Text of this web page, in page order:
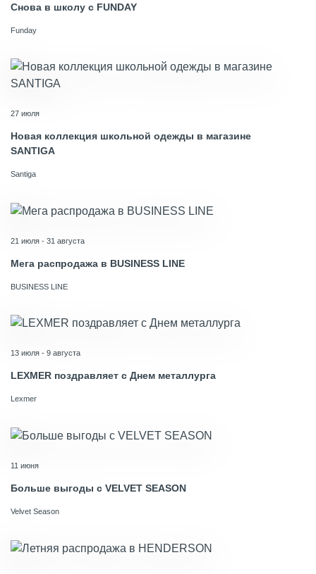
Снова в школу с FUNDAY
Funday
27 июля
Новая коллекция школьной одежды в магазине
SANTIGA
Santiga
21 июля - 31 августа
Мега распродажа в BUSINESS LINE
BUSINESS LINE
13 июля - 9 августа
LEXMER поздравляет с Днем металлурга
Lexmer
11 июня
Больше выгоды с VELVET SEASON
Velvet Season